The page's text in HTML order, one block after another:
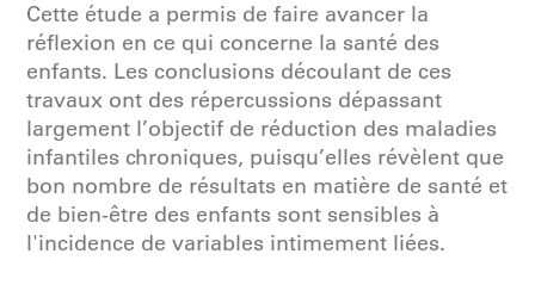
Cette étude a permis de faire avancer la
réflexion en ce qui concerne la santé des
enfants. Les conclusions découlant de ces
travaux ont des répercussions dépassant
largement l’objectif de réduction des maladies
infantiles chroniques, puisqu’elles révèlent que
bon nombre de résultats en matière de santé et
de bien-être des enfants sont sensibles à
l'incidence de variables intimement liées.